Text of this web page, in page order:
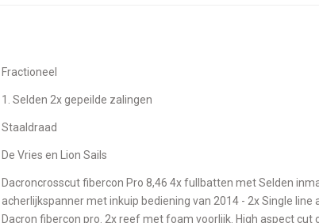
Fractioneel
1. Selden 2x gepeilde zalingen
Staaldraad
De Vries en Lion Sails
Dacroncrosscut fibercon Pro 8,46 4x fullbatten met Selden inmast zeilkarren, cunningham en
acherlijkspanner met inkuip bediening van 2014 - 2x Single line
Dacron fibercon pro. 2x reef met foam voorlijk. High aspect